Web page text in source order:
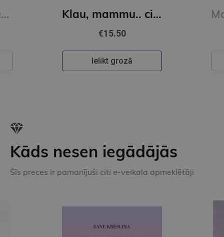
Klau, tēti.. vai desmit ir daudz? Klau, mammu.. ciik liela ir pasaule?
€15.50
Ielikt grozā
Kāds nesen iegādājās
Šīs preces ir pamanījuši citi e-veikala apmeklētāji